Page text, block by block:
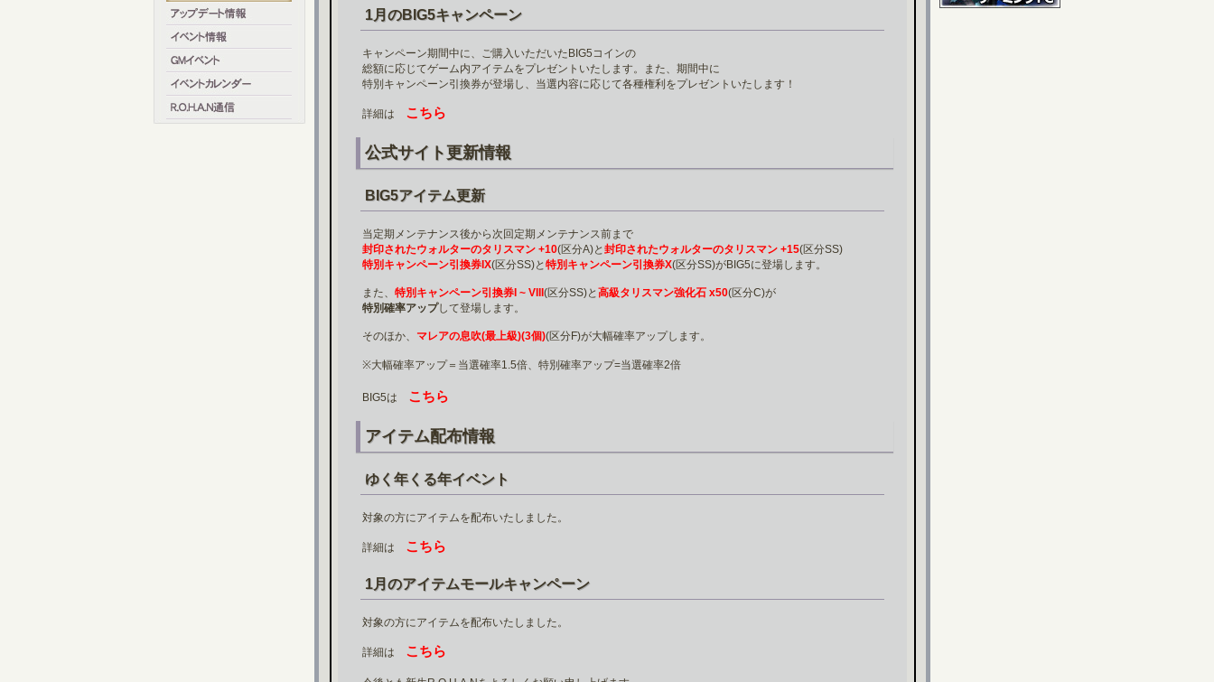
1月のBIG5キャンペーン
キャンペーン期間中に、ご購入いただいたBIG5コインの
総額に応じてゲーム内アイテムをプレゼントいたします。また、期間中に
特別キャンペーン引換券が登場し、当選内容に応じて各種権利をプレゼントいたします！
詳細は こちら
公式サイト更新情報
BIG5アイテム更新
当定期メンテナンス後から次回定期メンテナンス前まで
封印されたウォルターのタリスマン +10(区分A)と 封印されたウォルターのタリスマン +15(区分SS)
特別キャンペーン引換券IX(区分SS)と 特別キャンペーン引換券X(区分SS)がBIG5に登場します。
また、 特別キャンペーン引換券I ~ VIII (区分SS)と 高級タリスマン強化石 x50(区分C)が
特別確率アップして登場します。
そのほか、 マレアの息吹(最上級)(3個)(区分F)が大幅確率アップします。
※大幅確率アップ＝当選確率1.5倍、特別確率アップ=当選確率2倍
BIG5は こちら
アイテム配布情報
ゆく年くる年イベント
対象の方にアイテムを配布いたしました。
詳細は こちら
1月のアイテムモールキャンペーン
対象の方にアイテムを配布いたしました。
詳細は こちら